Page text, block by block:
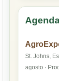
St. Johns,
agosto ·